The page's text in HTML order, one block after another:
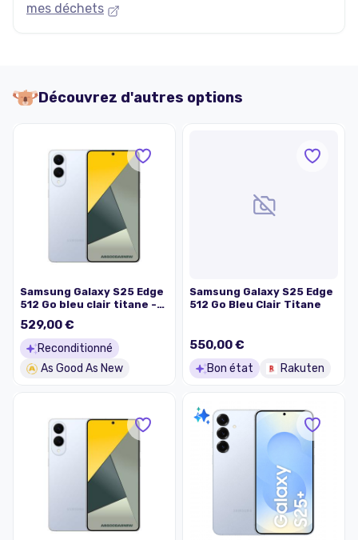
mes déchets
Découvrez d'autres options
Samsung Galaxy S25 Edge
512 Go bleu clair titane -
très bon état
529,00 €
Reconditionné
As Good As New
Samsung Galaxy S25 Edge
512 Go Bleu Clair Titane
550,00 €
Bon état Rakuten